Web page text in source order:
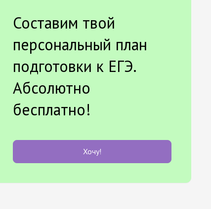
Составим твой
персональный план
подготовки к ЕГЭ.
Абсолютно
бесплатно!
Хочу!